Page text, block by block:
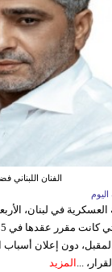
الفنان اللبناني
في لبنان،
دون إعلان
...
المزيد